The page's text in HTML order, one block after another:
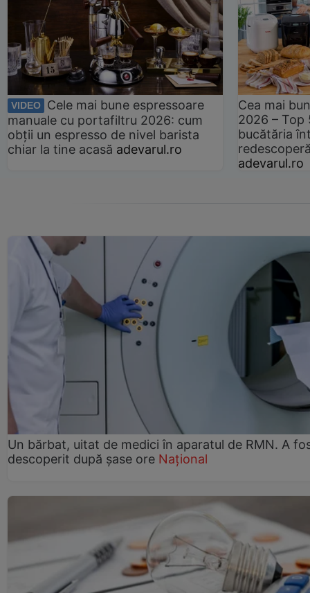
VIDEO
Cele mai bune espressoare
manuale cu portafiltru 2026: cum
obții un espresso de nivel barista
chiar la tine acasă adevarul.ro
Cea mai
2026 –
bucătăria
adevarul.ro
Un bărbat, uitat de medici în aparatul de RMN. A
descoperit după șase ore Național